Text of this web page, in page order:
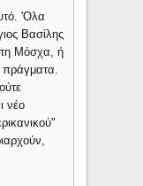
'Ολα
Βασίλης
Μόσχα, ή
πράγματα.
νέο